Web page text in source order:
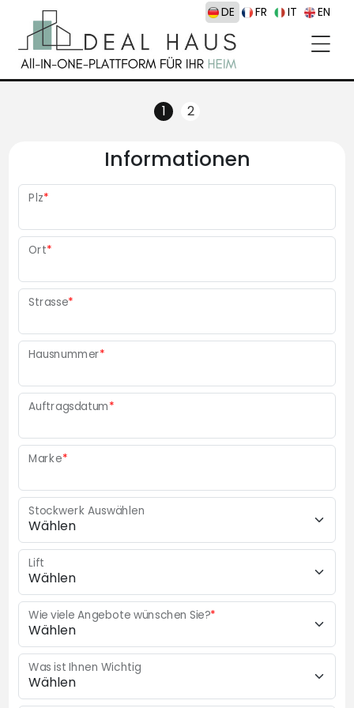
DE FR IT EN
Informationen
Plz*
Ort*
Strasse*
Hausnummer*
Auftragsdatum*
Marke*
Stockwerk Auswählen
Lift
Wie viele Angebote wünschen Sie?*
Was ist Ihnen Wichtig